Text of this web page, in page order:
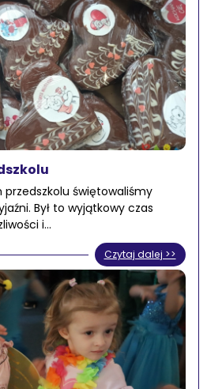
świętowaliśmy
Był to wyjątkowy czas
i…
Czytaj dalej >>